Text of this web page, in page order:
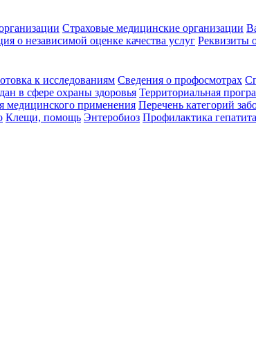
Страховые медицинские организации
о независимой оценке качества услуг Реквизиты
к исследованиям Сведения о профосмотрах
в сфере охраны здоровья Территориальная
медицинского применения Перечень категорий
Клещи, помощь Энтеробиоз Профилактика гепатита